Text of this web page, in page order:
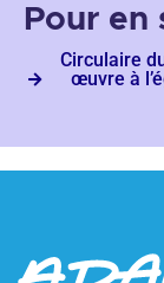
Pour en
Circulaire
œuvre à